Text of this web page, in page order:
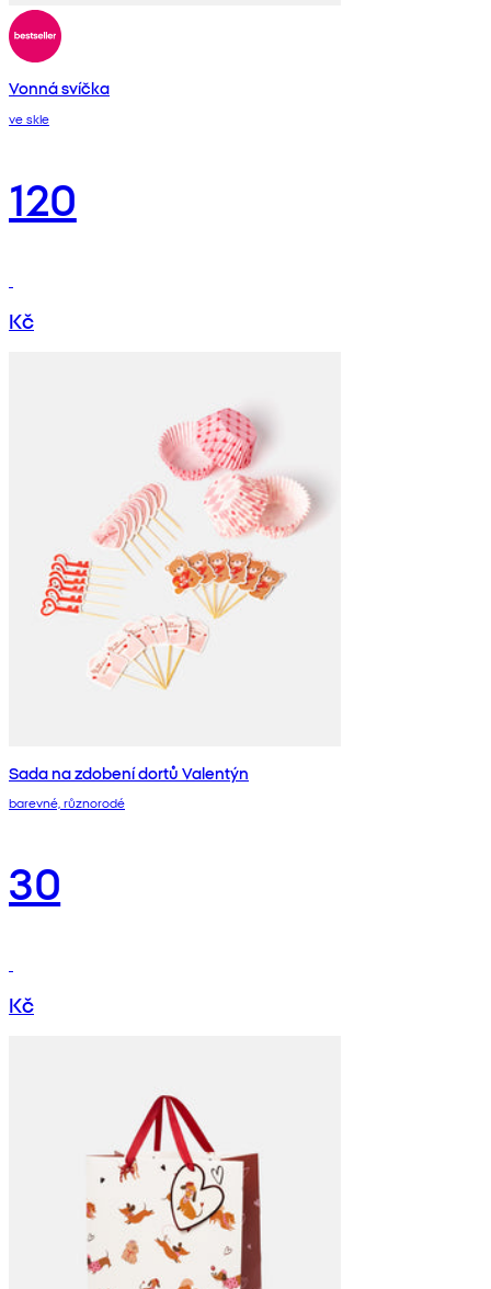
Vonná svíčka
ve skle
120
Kč
Sada na zdobení dortů Valentýn
barevné, různorodé
30
Kč